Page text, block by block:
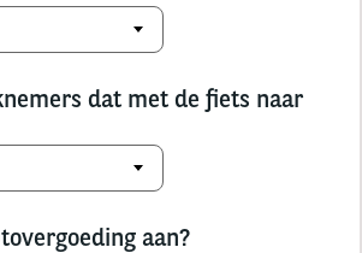
dat met de fiets naar
aan?